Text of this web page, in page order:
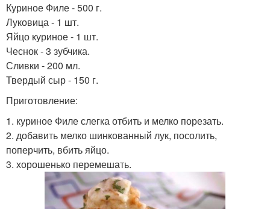
Куриное Филе - 500 г.
Луковица - 1 шт.
Яйцо куриное - 1 шт.
Чеснок - 3 зубчика.
Сливки - 200 мл.
Твердый сыр - 150 г.
Приготовление:
1. куриное Филе слегка отбить и мелко порезать.
2. добавить мелко шинкованный лук, посолить,
поперчить, вбить яйцо.
3. хорошенько перемешать.